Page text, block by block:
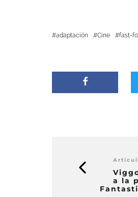
adaptación Cine fast-
a la